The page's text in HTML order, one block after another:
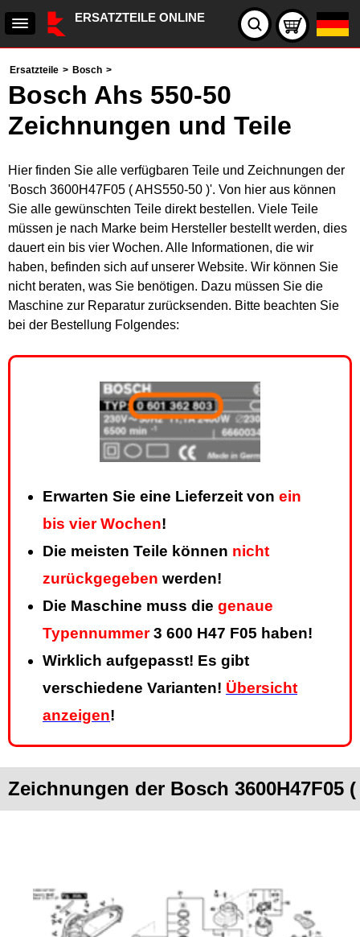
ERSATZTEILE ONLINE
Ersatzteile > Bosch >
Bosch Ahs 550-50
Zeichnungen und Teile
Hier finden Sie alle verfügbaren Teile und Zeichnungen der
'Bosch 3600H47F05 ( AHS550-50 )'. Von hier aus können
Sie alle gewünschten Teile direkt bestellen. Viele Teile
müssen je nach Marke beim Hersteller bestellt werden, dies
dauert ein bis vier Wochen. Alle Informationen, die wir
haben, befinden sich auf unserer Website. Wir können Sie
nicht beraten, was Sie benötigen. Dazu müssen Sie die
Maschine zur Reparatur zurücksenden. Bitte beachten Sie
bei der Bestellung Folgendes:
Erwarten Sie eine Lieferzeit von ein
bis vier Wochen!
Die meisten Teile können nicht
zurückgegeben werden!
Die Maschine muss die genaue
Typennummer3 600 H47 F05 haben!
Wirklich aufgepasst! Es gibt
verschiedene Varianten! Übersicht
anzeigen!
Zeichnungen der Bosch 3600H47F05 (